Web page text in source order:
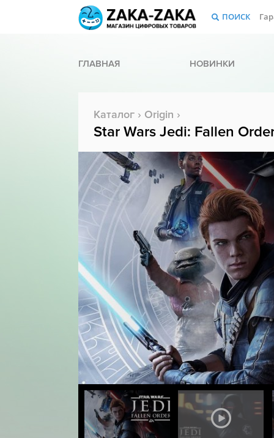
ПОИСК
ГЛАВНАЯ НОВИНКИ
Каталог › Origin ›
Star Wars Jedi: Fallen